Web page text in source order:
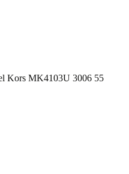
Kors MK4103U 3006 55